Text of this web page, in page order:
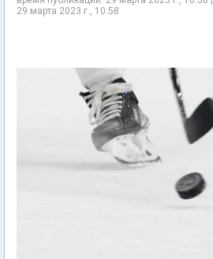
29 марта 2023 г., 10:58